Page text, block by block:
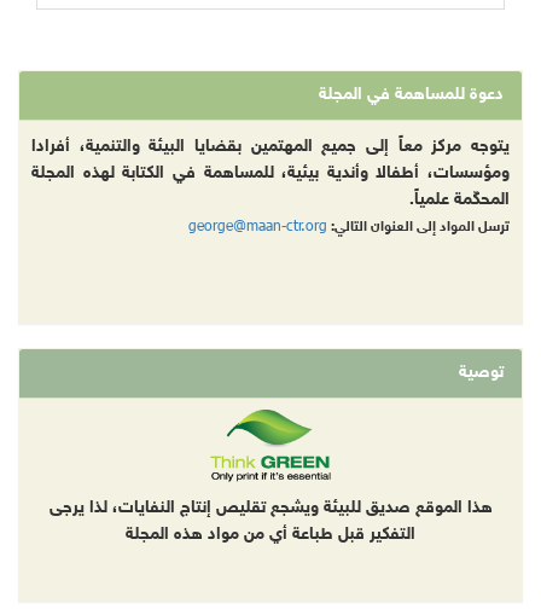
دعوة للمساهمة في المجلة
يتوجه مركز معاً إلى جميع المهتمين بقضايا البيئة والتنمية، أفرادا
ومؤسسات، أطفالا وأندية بيئية، للمساهمة في الكتابة لهذه المجلة
المحكّمة علمياً.
ترسل المواد إلى العنوان التالي: george@maan-ctr.org
توصية
هذا الموقع صديق للبيئة ويشجع تقليص إنتاج النفايات، لذا يرجى
التفكير قبل طباعة أي من مواد هذه المجلة